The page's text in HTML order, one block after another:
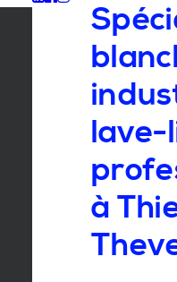
lave-
à